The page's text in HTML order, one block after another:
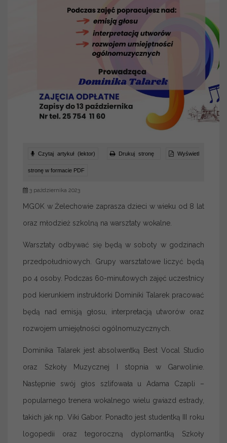
Czytaj artykuł (lektor) Drukuj stronę Wyświetl
stronę w formacie PDF
3 października 2023
MGOK w Żelechowie zaprasza dzieci w wieku od 8 lat
oraz młodzież szkolną na warsztaty wokalne.
Warsztaty odbywać się będą w soboty w godzinach
przedpołudniowych. Grupy warsztatowe liczyć będą
po 4 osoby. Podczas 60-minutowych zajęć uczestnicy
pod kierunkiem instruktorki Dominiki Talarek pracować
będą nad emisją głosu, interpretacją utworów oraz
rozwojem umiejętności ogólnomuzycznych.
Dominika Talarek jest absolwentką Best Vocal Studio
oraz Szkoły Muzycznej I stopnia w Garwolinie.
Następnie swój głos szlifowała u Adama Czapli –
popularnego trenera wokalnego wielu gwiazd estrady,
takich jak np. Viki Gabor. Ponadto jest studentką III roku
logopedii oraz tegoroczną dyplomantką Szkoły